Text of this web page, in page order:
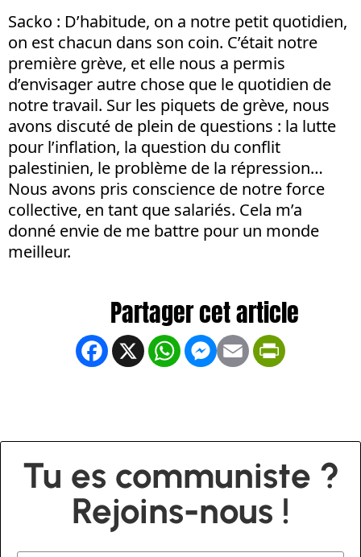
Sacko : D’habitude, on a notre petit quotidien,
on est chacun dans son coin. C’était notre
première grève, et elle nous a permis
d’envisager autre chose que le quotidien de
notre travail. Sur les piquets de grève, nous
avons discuté de plein de questions : la lutte
pour l’inflation, la question du conflit
palestinien, le problème de la répression…
Nous avons pris conscience de notre force
collective, en tant que salariés. Cela m’a
donné envie de me battre pour un monde
meilleur.
Facebook
X WhatsApp
Messenger
Email
Tu es communiste ?
Rejoins-nous !